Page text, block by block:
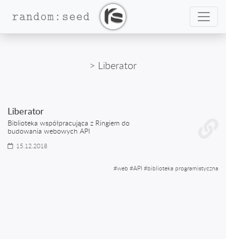
random:seed
> Liberator
Liberator
Biblioteka współpracująca z Ringiem do
budowania webowych API
15.12.2018
#web #API #biblioteka programistyczna